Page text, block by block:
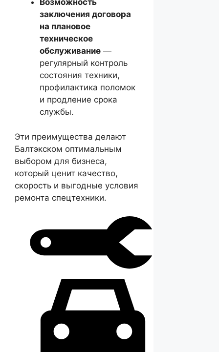
Возможность
заключения договора
на плановое
техническое
обслуживание —
регулярный контроль
состояния техники,
профилактика поломок
и продление срока
службы.
Эти преимущества делают
Балтэкском оптимальным
выбором для бизнеса,
который ценит качество,
скорость и выгодные условия
ремонта спецтехники.